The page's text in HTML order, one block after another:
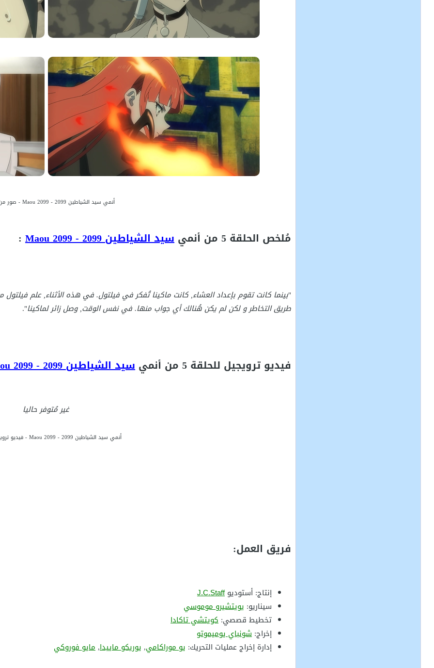
أنمي سيد الشياطين 2099 - Maou 2099 - صور من الحلقة 5
مُلخص الحلقة 5 من أنمي سيد الشياطين 2099 - Maou 2099 :
"بينما كانت تقوم بإعداد العشاء, كانت ماكينا تُفكر في فيلتول. في هذه الأثناء, علم
طريق التخاطر و لكن لم يكن هُنالك أي جواب منها. في نفس الوقت, وصل زائر لماكينا".
فيديو ترويجيل للحلقة 5 من أنمي سيد الشياطين 2099 - Maou 2099
غير مُتوفر حاليا
أنمي سيد الشياطين 2099 - Maou 2099 - فيديو ترويجي الحلقة 5
فريق العمل:
إنتاج: أستوديو J.C.Staff
سيناريو: يويتشيرو موموسي
تخطيط قصصي: كويتشي تاكادا
إخراج: شونباي يوميموتو
إدارة إخراج عمليات التحريك: يو موراكامي, يوريكو ماييدا,مايو فوروكي